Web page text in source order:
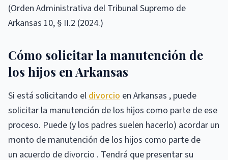
(Orden Administrativa del Tribunal Supremo de
Arkansas 10, § II.2 (2024.)
Cómo solicitar la manutención de
los hijos en Arkansas
Si está solicitando eldivorcio en Arkansas , puede
solicitar la manutención de los hijos como parte de ese
proceso. Puede (y los padres suelen hacerlo) acordar un
monto de manutención de los hijos como parte de
un acuerdo de divorcio . Tendrá que presentar su